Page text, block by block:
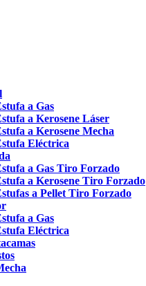
a Gas
a Kerosene Láser
a Kerosene Mecha
Eléctrica
a Gas Tiro Forzado
a Kerosene Tiro Forzado
a Pellet Tiro Forzado
a Gas
Eléctrica